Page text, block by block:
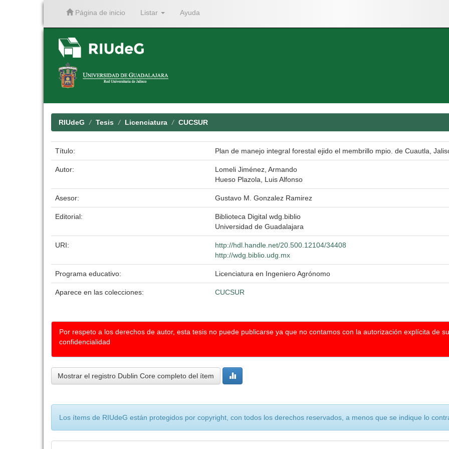
Página de inicio Listar Ayuda
RIUdeG Tesis Licenciatura CUCSUR
Título: Plan de manejo integral forestal ejido el membrillo mpio. de Cuautla,
Autor:
Lomeli Jiménez, Armando
Hueso Plazola, Luis Alfonso
Asesor: Gustavo M. Gonzalez Ramirez
Editorial:
Biblioteca Digital wdg.biblio
Universidad de Guadalajara
URI:
http://hdl.handle.net/20.500.12104/34408
http://wdg.biblio.udg.mx
Programa educativo: Licenciatura en Ingeniero Agrónomo
Aparece en las colecciones: CUCSUR
Por respeto a los derechos de autor, esta tesis no puede publicarse ya que no contamos con la autorización explícita de
confidencialidad
Mostrar el registro Dublin Core completo del ítem
Los ítems de RIUdeG están protegidos por copyright, con todos los derechos reservados, a menos que se indique lo